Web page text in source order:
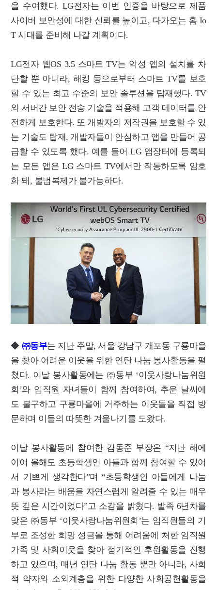
을 수여했다. LG전자는 이번 인증을 바탕으로 제품
사이버 보안성에 대한 신뢰를 높이고, 다가오는 홈 Io
T 시대를 준비해 나갈 계획이다.
LG전자 웹OS 3.5 스마트 TV는 악성 앱의 설치를 차
단할 뿐 아니라, 해킹 등으로부터 스마트 TV를 보호
할 수 있는 최고 수준의 보안 솔루션을 탑재했다. TV
와 서버간 보안 전송 기술을 적용해 고객 데이터를 안
전하게 보호한다. 또 개발자의 저작권을 보호할 수 있
는 기술도 탑재, 개발자들이 안심하고 앱을 만들어 공
급할 수 있도록 했다. 예를 들어 LG 앱장터에 등록되
는 모든 앱은 LG 스마트 TV에서만 작동하도록 암호
화 돼, 불법복제가 불가능하다.
◆ ㈜동부는 지난 주말, 서울 강남구 개포동 구룡마을
을 찾아 어려운 이웃을 위한 연탄 나눔 봉사활동을 펼
쳤다. 이날 봉사활동에는 ㈜동부 ‘이웃사랑나눔위원
회’와 임직원 자녀들이 함께 참여하여, 추운 날씨에
도 불구하고 구룡마을에 거주하는 이웃들을 직접 방
문하며 이들의 따뜻한 겨울나기를 도왔다.
이날 봉사활동에 참여한 김동준 부장은 “지난 해에
이어 올해도 초등학생인 아들과 함께 참여할 수 있어
서 기쁘게 생각한다”며 “초등학생인 아들에게 나눔
과 봉사라는 배움을 자연스럽게 알려줄 수 있는 매우
뜻 깊은 시간이었다”고 소감을 밝혔다. 발족 6년차를
맞은 ㈜동부 ‘이웃사랑나눔위원회’는 임직원들의 기
부로 조성한 희망 성금을 통해 어려움에 처한 임직원
가족 및 사회이웃을 찾아 정기적인 후원활동을 진행
하고 있으며, 매년 연탄 나눔 활동 뿐만 아니라, 사회
적 약자와 소외계층을 위한 다양한 사회공헌활동을